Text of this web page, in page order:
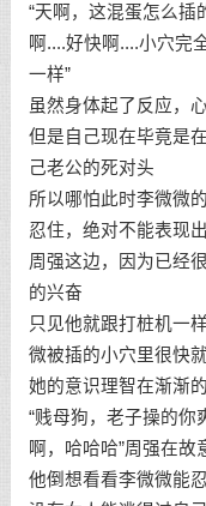
“天啊，这混蛋怎么插
啊....好快啊....小穴完
一样”
虽然身体起了反应，
但是自己现在毕竟是
己老公的死对头
所以哪怕此时李微微
忍住，绝对不能表现
周强这边，因为已经
的兴奋
只见他就跟打桩机一
微被插的小穴里很快
她的意识理智在渐渐
“贱母狗，老子操的你
啊，哈哈哈”周强在故
他倒想看看李微微能